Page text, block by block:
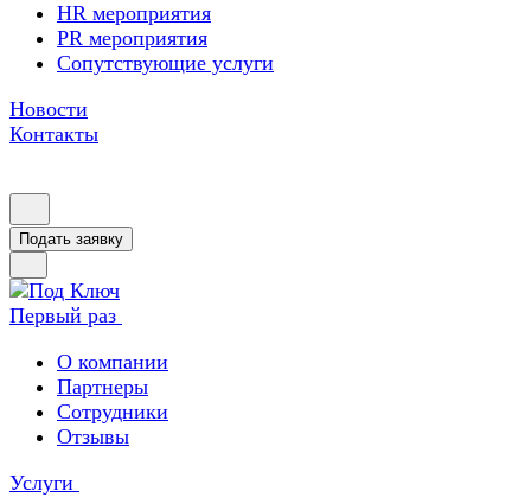
HR мероприятия
PR мероприятия
Сопутствующие услуги
Новости
Контакты
Подать заявку
Первый раз
О компании
Партнеры
Сотрудники
Отзывы
Услуги